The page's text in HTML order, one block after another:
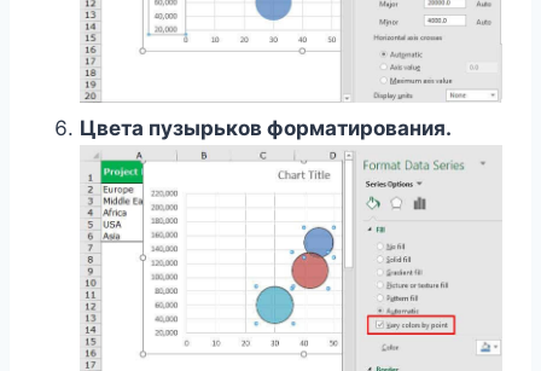
Цвета пузырьков форматирования.